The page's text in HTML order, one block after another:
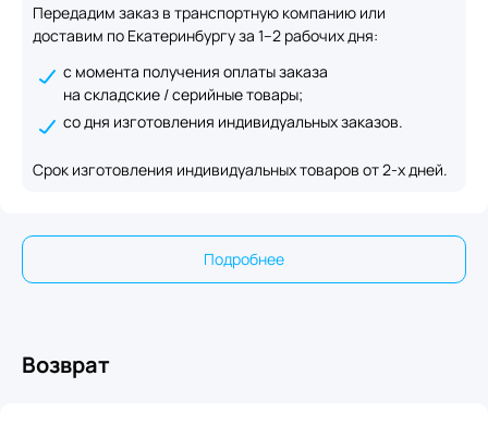
Передадим заказ в транспортную компанию или
доставим по Екатеринбургу за 1–2 рабочих дня:
с момента получения оплаты заказа
на складские / серийные товары;
со дня изготовления индивидуальных заказов.
Срок изготовления индивидуальных товаров от 2-х дней.
Подробнее
Возврат